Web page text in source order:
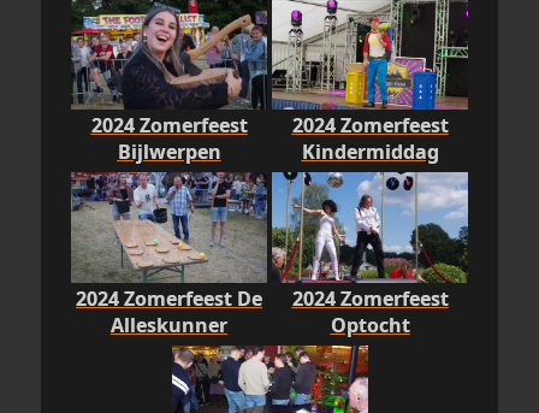
2024 Zomerfeest
Bijlwerpen
2024 Zomerfeest
Kindermiddag
2024 Zomerfeest De
Alleskunner
2024 Zomerfeest
Optocht